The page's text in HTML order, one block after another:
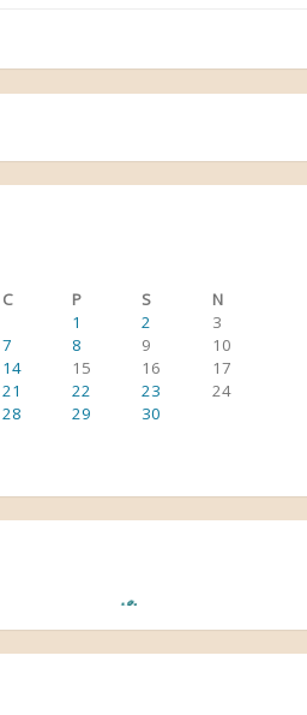
C P S
N
1
2
3
7 8 9
10
14 15 16
17
21 22 23
24
28 29 30